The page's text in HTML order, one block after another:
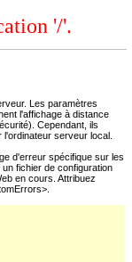
'/'.
Les paramètres
l'affichage à distance
Cependant, ils
serveur local.
d'erreur spécifique sur les
fichier de configuration
en cours. Attribuez